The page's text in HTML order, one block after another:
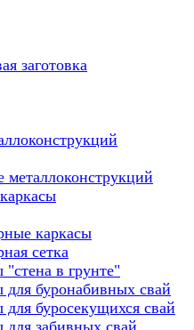
заготовка
металлоконструкций
каркасы
сетка
"стена в грунте"
для буронабивных свай
для буросекущихся свай
для забивных свай